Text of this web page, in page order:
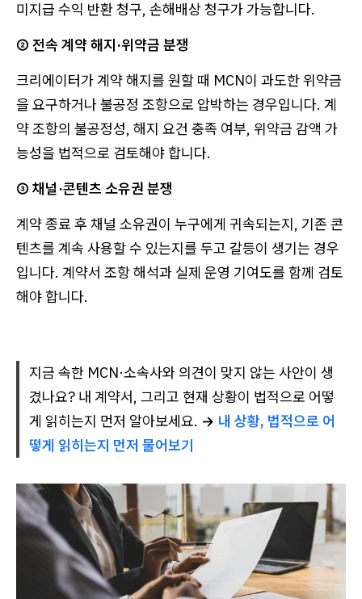
미지급 수익 반환 청구, 손해배상 청구가 가능합니다.
② 전속 계약 해지·위약금 분쟁
크리에이터가 계약 해지를 원할 때 MCN이 과도한 위약금
을 요구하거나 불공정 조항으로 압박하는 경우입니다. 계
약 조항의 불공정성, 해지 요건 충족 여부, 위약금 감액 가
능성을 법적으로 검토해야 합니다.
③ 채널·콘텐츠 소유권 분쟁
계약 종료 후 채널 소유권이 누구에게 귀속되는지, 기존 콘
텐츠를 계속 사용할 수 있는지를 두고 갈등이 생기는 경우
입니다. 계약서 조항 해석과 실제 운영 기여도를 함께 검토
해야 합니다.
지금 속한 MCN·소속사와 의견이 맞지 않는 사안이 생
겼나요? 내 계약서, 그리고 현재 상황이 법적으로 어떻
게 읽히는지 먼저 알아보세요. → 내 상황, 법적으로 어
떻게 읽히는지 먼저 물어보기